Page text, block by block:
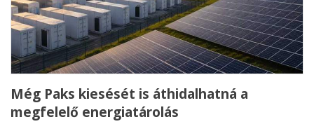
Még Paks kiesését is áthidalhatná a
megfelelő energiatárolás